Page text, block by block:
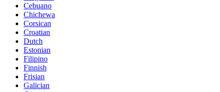
Cebuano
Chichewa
Corsican
Croatian
Dutch
Estonian
Filipino
Finnish
Frisian
Galician